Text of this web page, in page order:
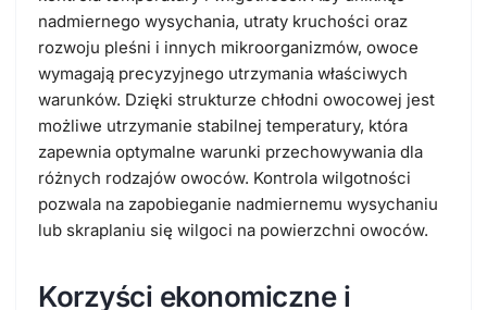
nadmiernego wysychania, utraty kruchości oraz
rozwoju pleśni i innych mikroorganizmów, owoce
wymagają precyzyjnego utrzymania właściwych
warunków. Dzięki strukturze chłodni owocowej jest
możliwe utrzymanie stabilnej temperatury, która
zapewnia optymalne warunki przechowywania dla
różnych rodzajów owoców. Kontrola wilgotności
pozwala na zapobieganie nadmiernemu wysychaniu
lub skraplaniu się wilgoci na powierzchni owoców.
Korzyści ekonomiczne i